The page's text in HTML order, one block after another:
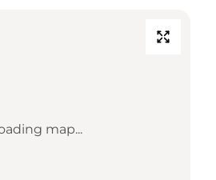
map...